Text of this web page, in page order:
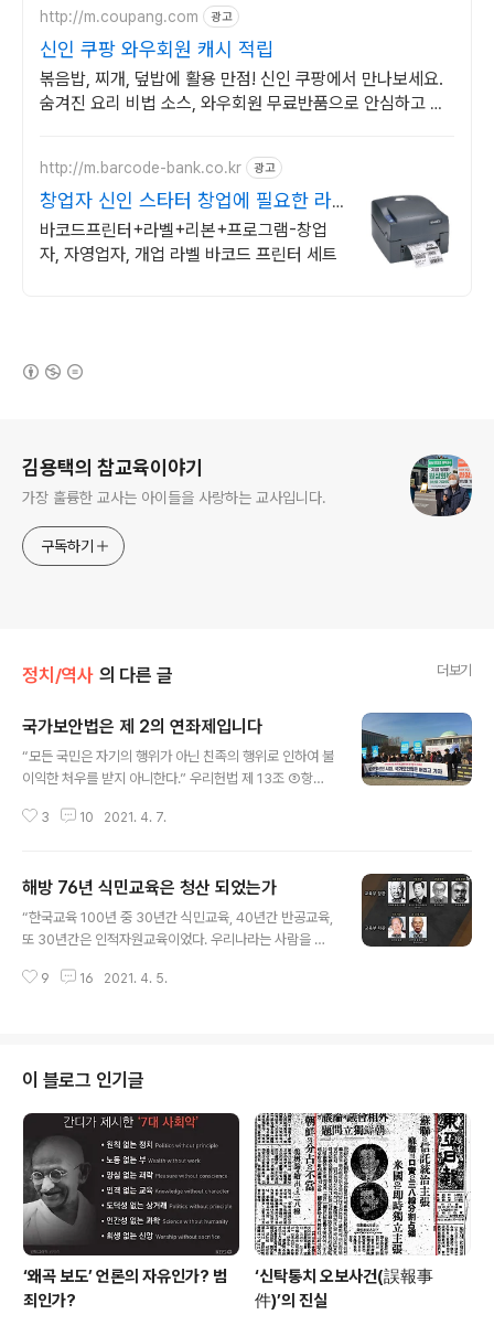
http://m.coupang.com 광고
신인 쿠팡 와우회원 캐시 적립
볶음밥, 찌개, 덮밥에 활용 만점! 신인 쿠팡에서 만나보세요.
숨겨진 요리 비법 소스, 와우회원 무료반품으로 안심하고 요
http://m.barcode-bank.co.kr 광고
창업자 신인 스타터 창업에 필요한 라
벨기기 세트
바코드프린터+라벨+리본+프로그램-창업
자, 자영업자, 개업 라벨 바코드 프린터 세트
김용택의 참교육이야기
가장 훌륭한 교사는 아이들을 사랑하는 교사입니다.
구독하기
정치/역사 의 다른 글 더보기
국가보안법은 제 2의 연좌제입니다
“모든 국민은 자기의 행위가 아닌 친족의 행위로 인하여 불
이익한 처우를 받지 아니한다.” 우리헌법 제 13조 ③항입
의 (특히) 친족 또는 가까운 사이, 이웃을 범죄자의 주변인
저지른 죄인을 처벌하면서 가깝게는 가족과 친·인척부터
멀게는 같은 동네·지역 사람에 이르기까지 죄인과 직·간접
적으로 관련된 인물들에게 죄인과 함께 연대책임을 묻던
족(三族)을 멸하다', '구족(九族)을 멸하다'와 같은 표현은
3 10 2021. 4. 7.
해방 76년 식민교육은 청산 되었는가
“한국교육 100년 중 30년간 식민교육, 40년간 반공교육,
또 30년간은 인적자원교육이었다. 우리나라는 사람을 위
다.” 중앙대학교 김누리교수가 JTBC ‘차이나는 클레스’에
나 관료 그리고 일선현장의 교사들이 한 일은 무엇인가.
“오늘의 미영(米英) 등국(等國)은 폭력행사자요. 우리 제
국의 궐기는 대동아의 공존공영과 세계평화를 위한 정의의
옹호입니다. 이러한 성전(聖戰)에 몸과 정성을 받들 수 있
는 것은 황국의 생을 향유할 수 있는 우리 신민된 자에게 무
한한 영광이올시다.... 그..
9 16 2021. 4. 5.
이 블로그 인기글
‘왜곡 보도’ 언론의 자유인가? 범
죄인가?
‘신탁통치 오보사건(誤報事
件)’의 진실